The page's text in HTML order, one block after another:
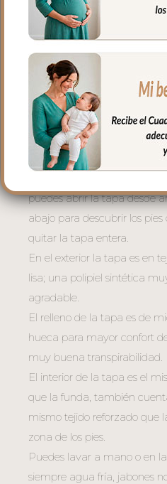
Las aberturas verticales en
ojales en el culete son aptas
de arenes de todo tipo de
En la zona de los pies una
para sujetar la funda en la
abajo.
La tapa del saco va sujeta
mediante cremalleras
puedes abrir la tapa desde
abajo para descubrir los pies
quitar la tapa entera.
En el exterior la tapa es en
lisa; una polipiel sintética
agradable.
El relleno de la tapa es de
hueca para mayor confort
muy buena transpirabilidad.
El interior de la tapa es el
que la funda, también
mismo tejido reforzado que
zona de los pies.
Puedes lavar a mano o en
siempre agua fría, jabones